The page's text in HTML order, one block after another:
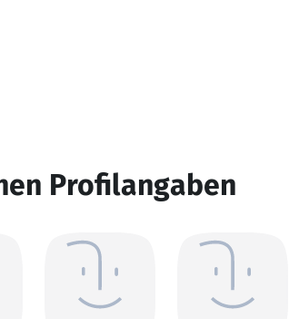
Profilangaben